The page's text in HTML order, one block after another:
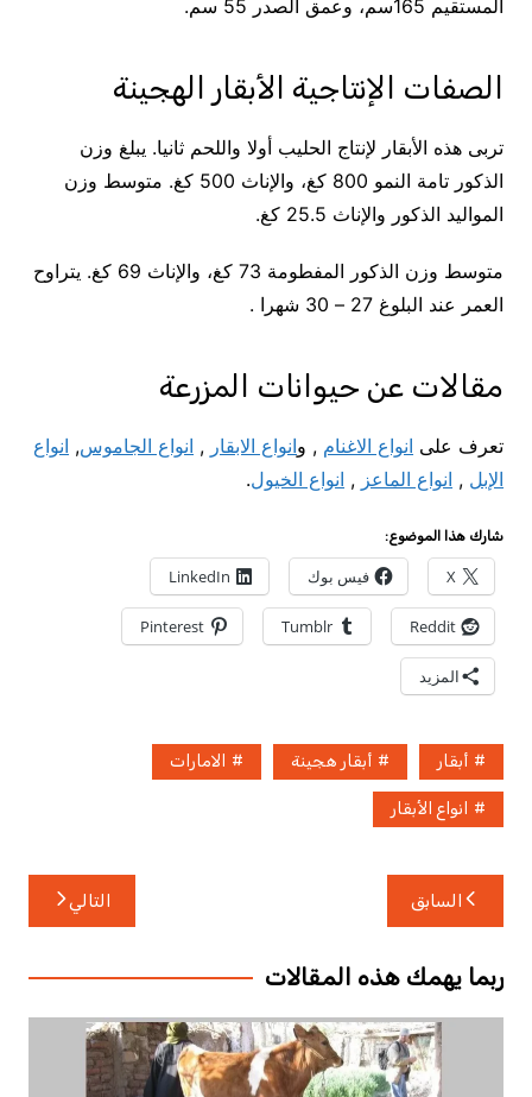
المستقيم 165سم، وعمق الصدر 55 سم.
الصفات الإنتاجية الأبقار الهجينة
تربى هذه الأبقار لإنتاج الحليب أولا واللحم ثانيا. يبلغ وزن
الذكور تامة النمو 800 كغ، والإناث 500 كغ. متوسط وزن
المواليد الذكور والإناث 25.5 كغ.
متوسط وزن الذكور المفطومة 73 كغ، والإناث 69 كغ. يتراوح
العمر عند البلوغ 27 – 30 شهرا .
مقالات عن حيوانات المزرعة
تعرف على انواع الاغنام , وانواع الابقار , انواع الجاموس, انواع
الإبل , انواع الماعز , انواع الخيول.
شارك هذا الموضوع:
X فيس بوك LinkedIn
Reddit
Tumblr
Pinterest
المزيد
أبقار أبقار هجينة الامارات
انواع الأبقار
تصفّح
المقالات
السابق التالي
ربما يهمك هذه المقالات